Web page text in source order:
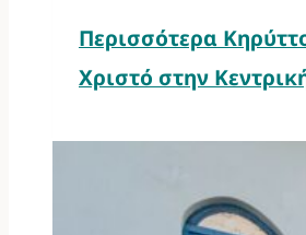
Περισσότερα
Χριστό στην